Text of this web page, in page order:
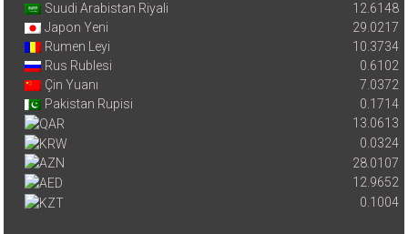
Suudi Arabistan Riyali
12.6148
Japon Yeni
29.0217
Rumen Leyi
10.3734
Rus Rublesi
0.6102
Çin Yuanı
7.0372
Pakistan Rupisi
0.1714
13.0613
0.0324
28.0107
12.9652
0.1004